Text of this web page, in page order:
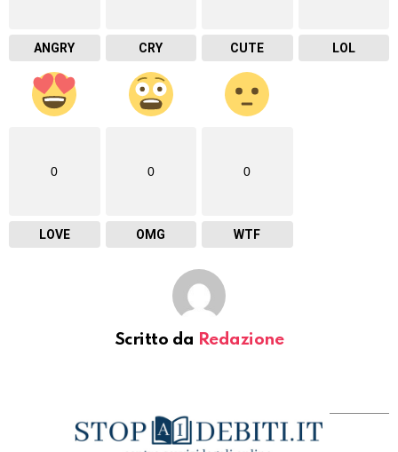
ANGRY CRY CUTE LOL
0
LOVE
0
OMG
0
WTF
Scritto da Redazione